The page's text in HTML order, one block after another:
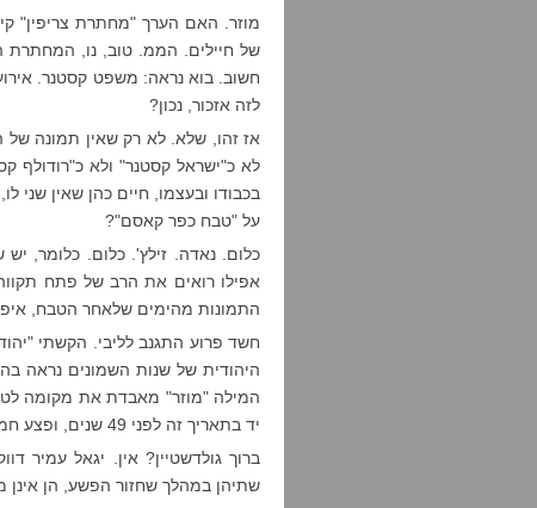
מוזר. האם הערך "מחתרת צריפין"
של חיילים. הממ. טוב, נו,
חשוב. בוא נראה: משפט קסטנר.
לזה אזכור, נכון?
אז זהו, שלא. לא רק שאין תמונה
לא כ"ישראל קסטנר" ולא כ"רודולף
בכבודו ובעצמו, חיים כהן שאין שני
על "טבח כפר קאסם"?
אפילו רואים את הרב של פתח
התמונות מהימים שלאחר הטבח,
חשד פרוע התגנב לליבי. הקשתי
המילה "מוזר" מאבדת את מקומה
יד בתאריך זה לפני 49 שנים, ופצע חמישה שרים? יוק.
ברוך גולדשטיין? אין. יגאל
שתיהן במהלך שחזור הפשע, הן אינן